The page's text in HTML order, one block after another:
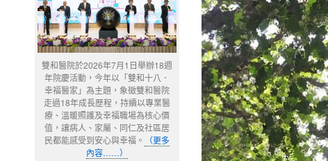
雙和醫院於2026年7月1日舉辦18週
年院慶活動，今年以「雙和十八．
幸福醫家」為主題，象徵雙和醫院
走過18年成長歷程，持續以專業醫
療、溫暖照護及幸福職場為核心價
值，讓病人、家屬、同仁及社區居
民都能感受到安心與幸福。
（更多
內容……）